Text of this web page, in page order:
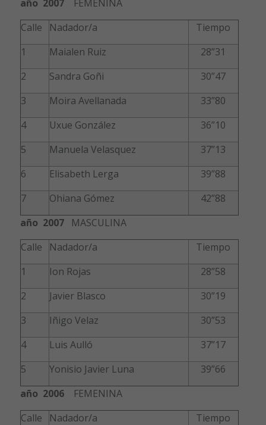
año 2007FEMENINA
Calle
Nadador/a
Tiempo
1
Maialen Ruiz
28”31
2
Sandra Goñi
30”47
3
Moira Avellanada
33”80
4
Uxue González
36”10
5
Manuela Velasquez
37”13
6
Elisabeth Lerga
39”88
7
Ohiana Gómez
42”88
año 2007MASCULINA
Calle
Nadador/a
Tiempo
1
Ion Rojas
28”58
2
Javier Blasco
30”19
3
Iñigo Velaz
30”53
4
Luis Aulló
37”17
5
Yonisio Javier Luna
39”66
año 2006FEMENINA
Calle
Nadador/a
Tiempo